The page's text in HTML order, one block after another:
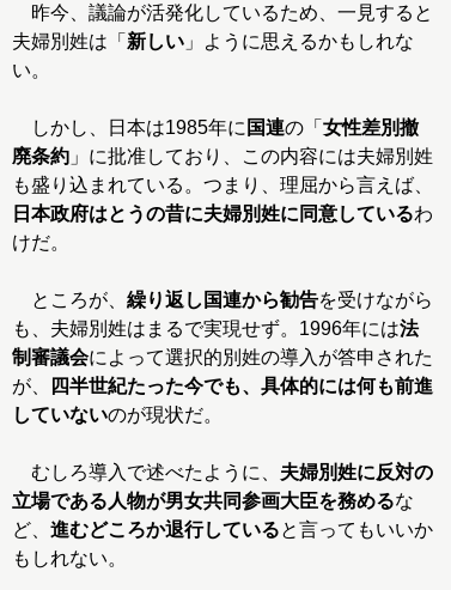
昨今、議論が活発化しているため、一見すると
夫婦別姓は「 新しい 」ように思えるかもしれな
い。
しかし、日本は1985年に 国連の「 女性差別撤
廃条約 」に批准しており、この内容には夫婦別姓
も盛り込まれている。つまり、理屈から言えば、
日本政府はとうの昔に夫婦別姓に同意しているわ
けだ。
ところが、 繰り返し国連から勧告を受けながら
も、夫婦別姓はまるで実現せず。1996年には法
制審議会によって選択的別姓の導入が答申された
が、
四半世紀たった今でも、具体的には何も前進
していないのが現状だ。
むしろ導入で述べたように、 夫婦別姓に反対の
立場である人物が男女共同参画大臣を務めるな
ど、 進むどころか退行していると言ってもいいか
もしれない。